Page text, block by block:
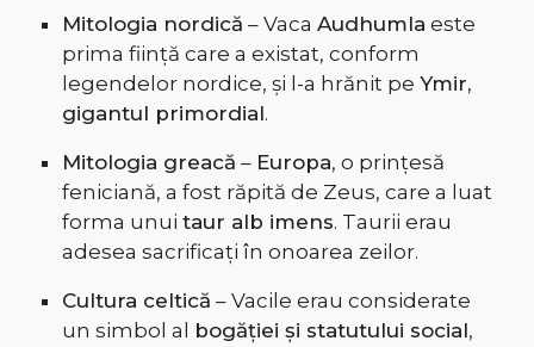
Mitologia nordică – Vaca Audhumla este
prima ființă care a existat, conform
legendelor nordice, și l-a hrănit pe Ymir,
gigantul primordial.
Mitologia greacă – Europa, o prințesă
feniciană, a fost răpită de Zeus, care a luat
forma unui taur alb imens. Taurii erau
adesea sacrificați în onoarea zeilor.
Cultura celtică – Vacile erau considerate
un simbol al
bogăției și statutului social,